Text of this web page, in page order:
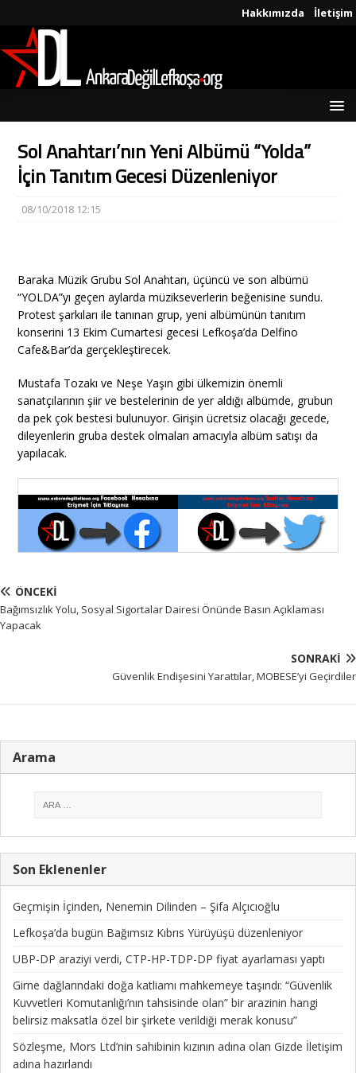
Hakkımızda İletişim
Sol Anahtarı’nın Yeni Albümü “Yolda”
İçin Tanıtım Gecesi Düzenleniyor
08/10/2018 12:15
Baraka Müzik Grubu Sol Anahtarı, üçüncü ve son albümü
“YOLDA”yı geçen aylarda müzikseverlerin beğenisine sundu.
Protest şarkıları ile tanınan grup, yeni albümünün tanıtım
konserini 13 Ekim Cumartesi gecesi Lefkoşa’da Delfino
Cafe&Bar’da gerçekleştirecek.
Mustafa Tozakı ve Neşe Yaşın gibi ülkemizin önemli
sanatçılarının şiir ve bestelerinin de yer aldığı albümde, grubun
da pek çok bestesi bulunuyor. Girişin ücretsiz olacağı gecede,
dileyenlerin gruba destek olmaları amacıyla albüm satışı da
yapılacak.
ÖNCEKI
Bağımsızlık Yolu, Sosyal Sigortalar Dairesi Önünde Basın Açıklaması
Yapacak
SONRAKI
Güvenlik Endişesini Yarattılar, MOBESE’yi Geçirdiler
Arama
Son Eklenenler
Geçmişin İçinden, Nenemin Dilinden – Şifa Alçıcıoğlu
Lefkoşa’da bugün Bağımsız Kıbrıs Yürüyüşü düzenleniyor
UBP-DP araziyi verdi, CTP-HP-TDP-DP fiyat ayarlaması yaptı
Girne dağlarındaki doğa katliamı mahkemeye taşındı: “Güvenlik
Kuvvetleri Komutanlığı’nın tahsisinde olan” bir arazinin hangi
belirsiz maksatla özel bir şirkete verildiği merak konusu”
Sözleşme, Mors Ltd’nin sahibinin kızının adına olan Gizde İletişim
adına hazırlandı